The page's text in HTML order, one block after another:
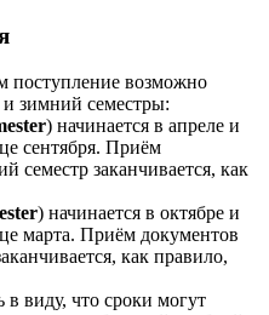
поступление возможно
зимний семестры:
) начинается в апреле и
сентября. Приём
семестр заканчивается, как
) начинается в октябре и
марта. Приём документов
как правило,
виду, что сроки могут